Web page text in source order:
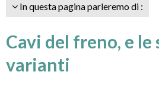
In questa pagina parleremo di :
Cavi del freno, e le
varianti